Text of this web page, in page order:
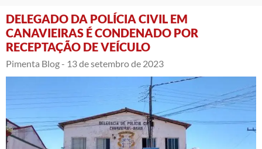
DELEGADO DA POLÍCIA CIVIL EM
CANAVIEIRAS É CONDENADO POR
RECEPTAÇÃO DE VEÍCULO
Pimenta Blog - 13 de setembro de 2023